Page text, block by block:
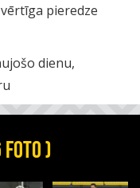
pieredze
dienu,
)